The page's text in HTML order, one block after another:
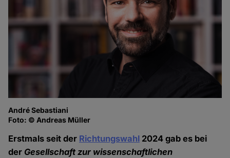
André Sebastiani
Foto: © Andreas Müller
Erstmals seit der Richtungswahl 2024 gab es bei
der Gesellschaft zur wissenschaftlichen